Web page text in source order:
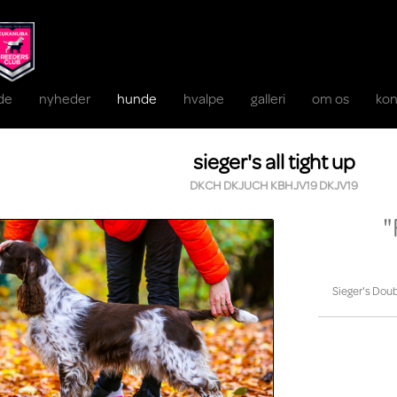
nyheder hunde hvalpe galleri om os
sieger's all tight up
DKCH DKJUCH KBHJV19 DKJV19
Sieger's